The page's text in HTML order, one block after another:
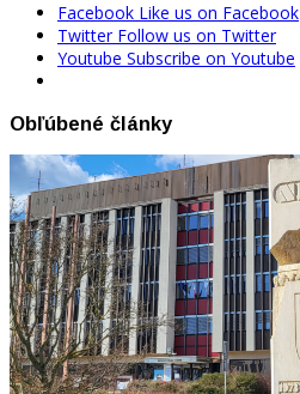
Facebook Like us on Facebook
Twitter Follow us on Twitter
Youtube Subscribe on Youtube
Obľúbené články